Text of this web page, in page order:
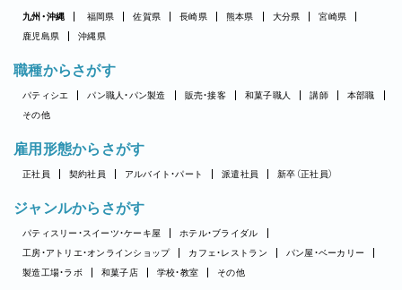
九州・沖縄 福岡県 佐賀県 長崎県 熊本県 大分県
宮崎県
鹿児島県
沖縄県
職種からさがす
パティシエ パン職人・パン製造 販売・接客 和菓子職人 講師
本部職
その他
雇用形態からさがす
正社員 契約社員 アルバイト・パート 派遣社員 新卒（正社員）
ジャンルからさがす
パティスリー・スイーツ・ケーキ屋
ホテル・ブライダル
工房・アトリエ・オンラインショップ
カフェ・レストラン
パン屋・ベーカリー
製造工場・ラボ
和菓子店 学校・教室 その他